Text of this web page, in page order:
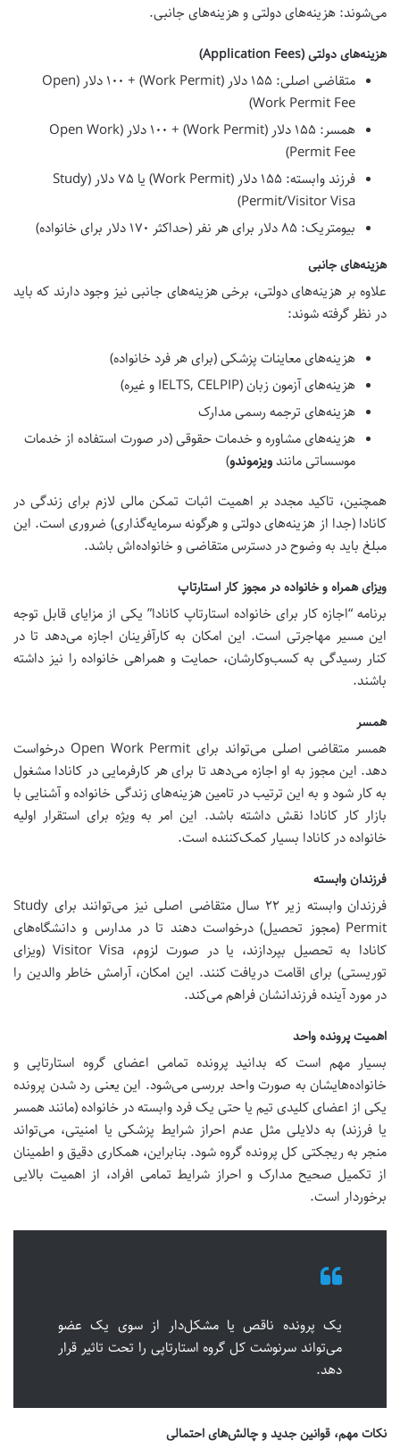
می‌شوند: هزینه‌های دولتی و هزینه‌های جانبی.
هزینه‌های دولتی (Application Fees)
متقاضی اصلی: ۱۵۵ دلار (Work Permit) + ۱۰۰ دلار (Open
Work Permit Fee)
همسر: ۱۵۵ دلار (Work Permit) + ۱۰۰ دلار (Open Work
Permit Fee)
فرزند وابسته: ۱۵۵ دلار (Work Permit) یا ۷۵ دلار (Study
Permit/Visitor Visa)
بیومتریک: ۸۵ دلار برای هر نفر (حداکثر ۱۷۰ دلار برای خانواده)
هزینه‌های جانبی
علاوه بر هزینه‌های دولتی، برخی هزینه‌های جانبی نیز وجود دارند که باید
در نظر گرفته شوند:
هزینه‌های معاینات پزشکی (برای هر فرد خانواده)
هزینه‌های آزمون زبان (IELTS, CELPIP و غیره)
هزینه‌های ترجمه رسمی مدارک
هزینه‌های مشاوره و خدمات حقوقی (در صورت استفاده از خدمات
موسساتی مانندویزموندو)
همچنین، تاکید مجدد بر اهمیت اثبات تمکن مالی لازم برای زندگی در
کانادا (جدا از هزینه‌های دولتی و هرگونه سرمایه‌گذاری) ضروری است. این
مبلغ باید به وضوح در دسترس متقاضی و خانواده‌اش باشد.
ویزای همراه و خانواده در مجوز کار استارتاپ
برنامه “اجازه کار برای خانواده استارتاپ کانادا” یکی از مزایای قابل توجه
این مسیر مهاجرتی است. این امکان به کارآفرینان اجازه می‌دهد تا در
کنار رسیدگی به کسب‌وکارشان، حمایت و همراهی خانواده را نیز داشته
باشند.
همسر
همسر متقاضی اصلی می‌تواند برای Open Work Permit درخواست
دهد. این مجوز به او اجازه می‌دهد تا برای هر کارفرمایی در کانادا مشغول
به کار شود و به این ترتیب در تامین هزینه‌های زندگی خانواده و آشنایی با
بازار کار کانادا نقش داشته باشد. این امر به ویژه برای استقرار اولیه
خانواده در کانادا بسیار کمک‌کننده است.
فرزندان وابسته
فرزندان وابسته زیر ۲۲ سال متقاضی اصلی نیز می‌توانند برای Study
Permit (مجوز تحصیل) درخواست دهند تا در مدارس و دانشگاه‌های
کانادا به تحصیل بپردازند، یا در صورت لزوم، Visitor Visa (ویزای
توریستی) برای اقامت دریافت کنند. این امکان، آرامش خاطر والدین را
در مورد آینده فرزندانشان فراهم می‌کند.
اهمیت پرونده واحد
بسیار مهم است که بدانید پرونده تمامی اعضای گروه استارتاپی و
خانواده‌هایشان به صورت واحد بررسی می‌شود. این یعنی رد شدن پرونده
یکی از اعضای کلیدی تیم یا حتی یک فرد وابسته در خانواده (مانند همسر
یا فرزند) به دلایلی مثل عدم احراز شرایط پزشکی یا امنیتی، می‌تواند
منجر به ریجکتی کل پرونده گروه شود. بنابراین، همکاری دقیق و اطمینان
از تکمیل صحیح مدارک و احراز شرایط تمامی افراد، از اهمیت بالایی
برخوردار است.
یک پرونده ناقص یا مشکل‌دار از سوی یک عضو
می‌تواند سرنوشت کل گروه استارتاپی را تحت تاثیر قرار
دهد.
نکات مهم، قوانین جدید و چالش‌های احتمالی